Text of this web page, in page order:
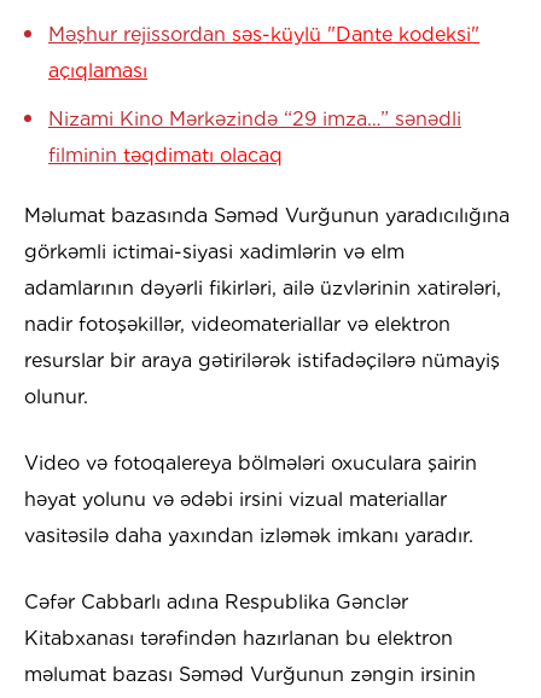
Məşhur rejissordan səs-küylü "Dante kodeksi"
açıqlaması
Nizami Kino Mərkəzində “29 imza…” sənədli
filminin təqdimatı olacaq
Məlumat bazasında Səməd Vurğunun yaradıcılığına
görkəmli ictimai-siyasi xadimlərin və elm
adamlarının dəyərli fikirləri, ailə üzvlərinin xatirələri,
nadir fotoşəkillər, videomateriallar və elektron
resurslar bir araya gətirilərək istifadəçilərə nümayiş
olunur.
Video və fotoqalereya bölmələri oxuculara şairin
həyat yolunu və ədəbi irsini vizual materiallar
vasitəsilə daha yaxından izləmək imkanı yaradır.
Cəfər Cabbarlı adına Respublika Gənclər
Kitabxanası tərəfindən hazırlanan bu elektron
məlumat bazası Səməd Vurğunun zəngin irsinin